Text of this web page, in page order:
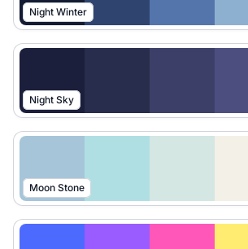
Night Winter
Night Sky
Moon Stone